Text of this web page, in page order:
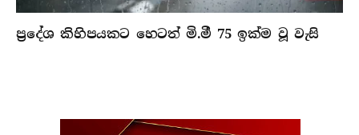
ප්‍රදේශ කිහිපයකට හෙටත් මි.මී 75 ඉක්ම වූ වැසි